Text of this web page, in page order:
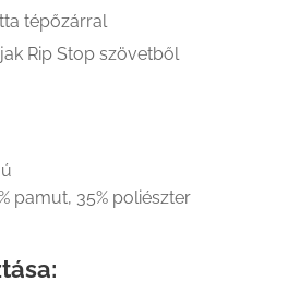
tépőzárral
Rip Stop szövetből
pamut, 35% poliészter